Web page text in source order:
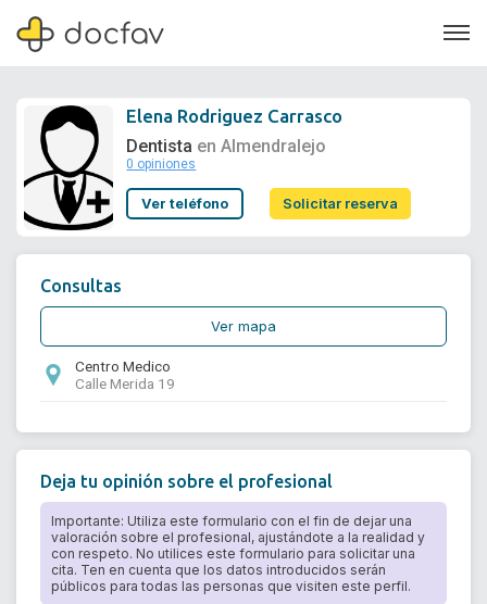
Soporte
Elena Rodriguez Carrasco
Dentista en Almendralejo
0 opiniones
Ver teléfono Solicitar reserva
Consultas
Ver mapa
Centro Medico
Calle Merida 19
Deja tu opinión sobre el profesional
Importante: Utiliza este formulario con el fin de dejar una
valoración sobre el profesional, ajustándote a la realidad y
con respeto. No utilices este formulario para solicitar una
cita. Ten en cuenta que los datos introducidos serán
públicos para todas las personas que visiten este perfil.